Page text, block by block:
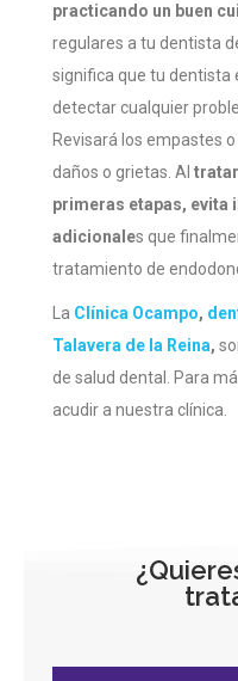
practicando un buen
regulares a tu dentista
significa que tu dentista
detectar cualquier
Revisará los empastes
daños o grietas. Al
primeras etapas, evita
adicionales que
tratamiento de
La Clínica Ocampo,
Talavera de la Reina,
de salud dental. Para
acudir a nuestra clínica.